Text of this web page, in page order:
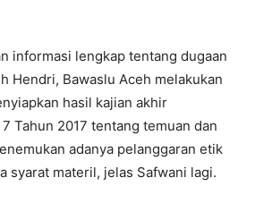
informasi lengkap tentang dugaan
Hendri, Bawaslu Aceh melakukan
hasil kajian akhir
Tahun 2017 tentang temuan dan
adanya pelanggaran etik
syarat materil, jelas Safwani lagi.